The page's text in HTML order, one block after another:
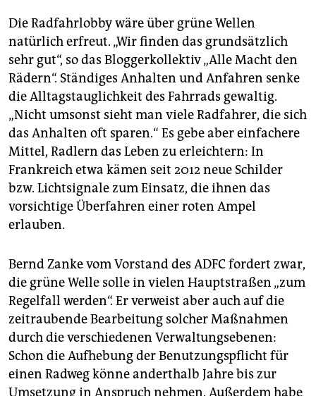
Die Radfahrlobby wäre über grüne Wellen
natürlich erfreut. „Wir finden das grundsätzlich
sehr gut“, so das Bloggerkollektiv „Alle Macht den
Rädern“. Ständiges Anhalten und Anfahren senke
die Alltagstauglichkeit des Fahrrads gewaltig.
„Nicht umsonst sieht man viele Radfahrer, die sich
das Anhalten oft sparen.“ Es gebe aber einfachere
Mittel, Radlern das Leben zu erleichtern: In
Frankreich etwa kämen seit 2012 neue Schilder
bzw. Lichtsignale zum Einsatz, die ihnen das
vorsichtige Überfahren einer roten Ampel
erlauben.
Bernd Zanke vom Vorstand des ADFC fordert zwar,
die grüne Welle solle in vielen Hauptstraßen „zum
Regelfall werden“. Er verweist aber auch auf die
zeitraubende Bearbeitung solcher Maßnahmen
durch die verschiedenen Verwaltungsebenen:
Schon die Aufhebung der Benutzungspflicht für
einen Radweg könne anderthalb Jahre bis zur
Umsetzung in Anspruch nehmen. Außerdem habe